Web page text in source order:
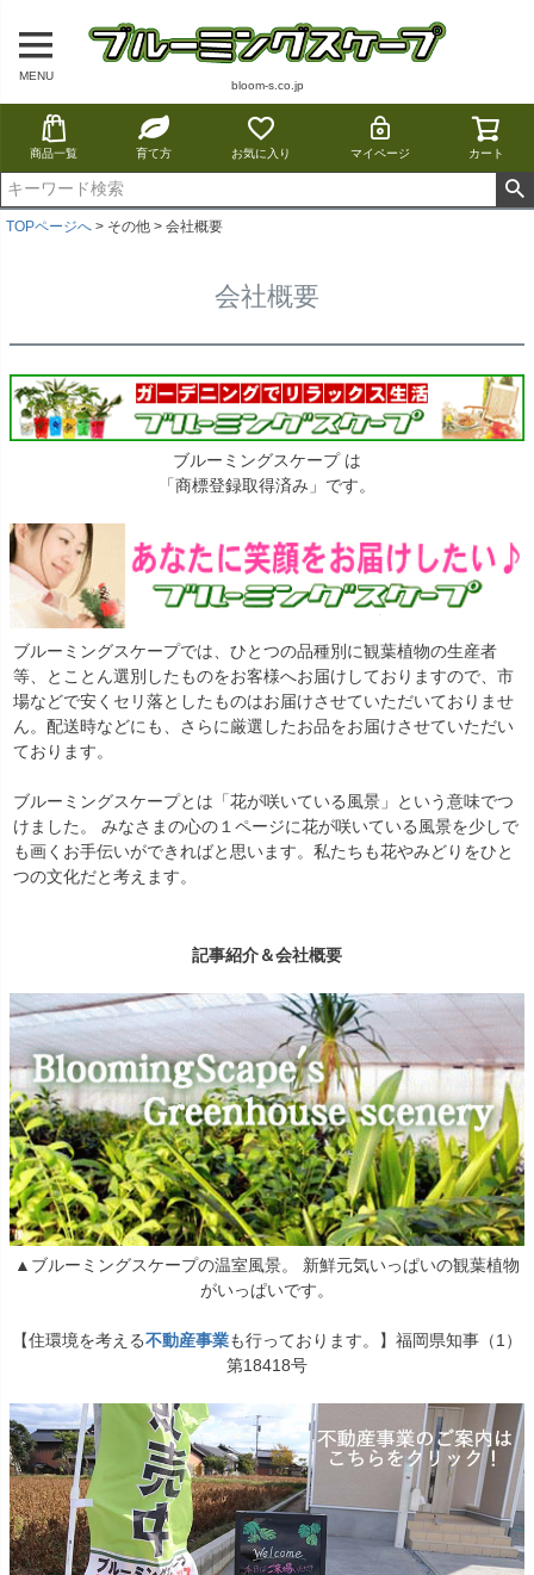
MENU
bloom-s.co.jp
商品一覧 育て方 お気に入り マイページ カート
TOPページへ その他 会社概要
会社概要
ブルーミングスケープ は
「商標登録取得済み」です。
ブルーミングスケープでは、ひとつの品種別に観葉植物の生産者
等、とことん選別したものをお客様へお届けしておりますので、市
場などで安くセリ落としたものはお届けさせていただいておりませ
ん。配送時などにも、さらに厳選したお品をお届けさせていただい
ております。
ブルーミングスケープとは「花が咲いている風景」という意味でつ
けました。 みなさまの心の１ページに花が咲いている風景を少しで
も画くお手伝いができればと思います。私たちも花やみどりをひと
つの文化だと考えます。
記事紹介＆会社概要
▲ブルーミングスケープの温室風景。 新鮮元気いっぱいの観葉植物
がいっぱいです。
【住環境を考える不動産事業も行っております。】福岡県知事（1）
第18418号